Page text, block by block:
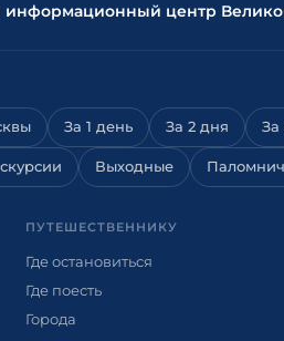
информационный центр
За 1 день За 2 дня За
Выходные
ПУТЕШЕСТВЕННИКУ
Где остановиться
Где поесть
Города